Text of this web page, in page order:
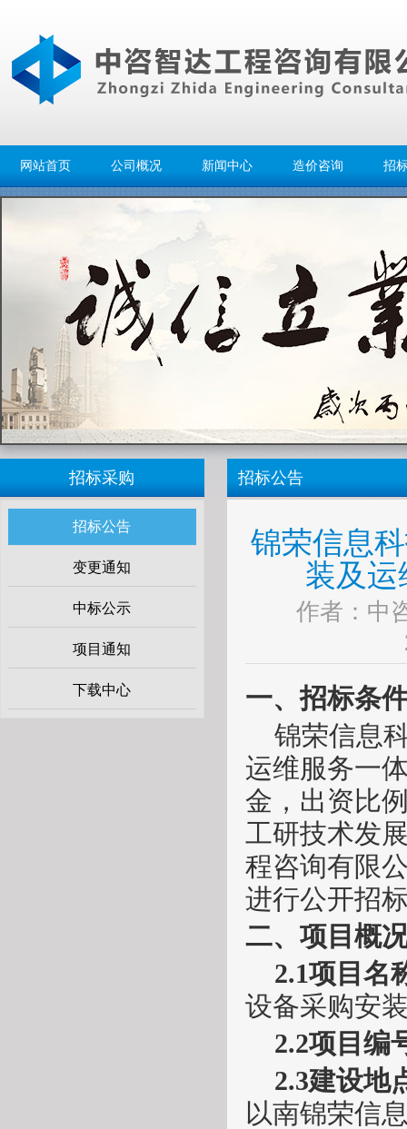
网站首页 公司概况 新闻中心 造价咨询 招
招标采购
招标公告
变更通知
中标公示
项目通知
下载中心
招标公告
锦荣信息
装及运
作者：中
一、招标条
锦荣信息
运维服务一
金，出资比
工研技术发
程咨询有限
进行公开招
二、项目概
2.1项目名
设备采购安
2.2项目编
2.3建设地
以南锦荣信